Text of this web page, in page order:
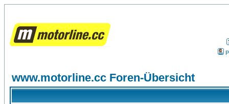
www.motorline.cc Foren-Übersicht